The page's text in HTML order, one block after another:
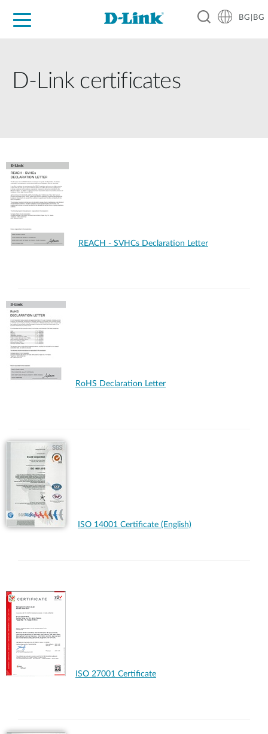
BG|BG
D-Link certificates
REACH - SVHCs Declaration Letter
RoHS Declaration Letter
ISO 14001 Certificate (English)
ISO 27001 Certificate